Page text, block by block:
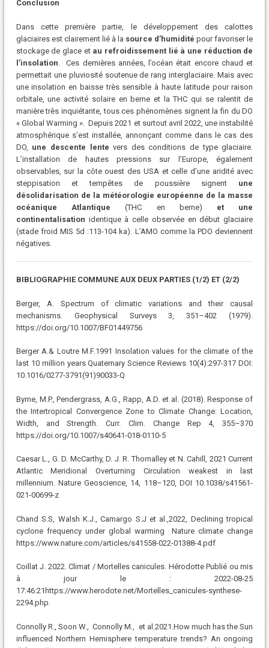
Conclusion
Dans cette première partie, le développement des calottes
glaciaires est clairement lié à la source d’humidité pour favoriser le
stockage de glace et au refroidissement lié à une réduction de
l’insolation . Ces dernières années, l’océan était encore chaud et
permettait une pluviosité soutenue de rang interglaciaire. Mais avec
une insolation en baisse très sensible à haute latitude pour raison
orbitale, une activité solaire en berne et la THC qui se ralentit de
manière très inquiétante, tous ces phénomènes signent la fin du DO
« Global Warming ». Depuis 2021 et surtout avril 2022, une instabilité
atmosphérique s’est installée, annonçant comme dans le cas des
DO, une descente lente vers des conditions de type glaciaire.
L’installation de hautes pressions sur l’Europe, également
observables, sur la côte ouest des USA et celle d’une aridité avec
steppisation et tempêtes de poussière signent une
désolidarisation de la météorologie européenne de la masse
océanique Atlantique (THC en berne) et une
continentalisation identique à celle observée en début glaciaire
(stade froid MIS 5d :113-104 ka). L’AMO comme la PDO deviennent
négatives.
BIBLIOGRAPHIE COMMUNE AUX DEUX PARTIES (1/2) ET (2/2)
Berger, A. Spectrum of climatic variations and their causal
mechanisms. Geophysical Surveys 3, 351–402 (1979).
https://doi.org/10.1007/BF01449756
Berger A.& Loutre M.F.1991 Insolation values for the climate of the
last 10 million years Quaternary Science Reviews 10(4):297-317 DOI:
10.1016/0277-3791(91)90033-Q
Byrne, M.P., Pendergrass, A.G., Rapp, A.D. et al. (2018). Response of
the Intertropical Convergence Zone to Climate Change: Location,
Width, and Strength. Curr. Clim. Change Rep 4, 355–370
https://doi.org/10.1007/s40641-018-0110-5
Caesar L., G. D. McCarthy, D. J. R. Thornalley et N. Cahill, 2021 Current
Atlantic Meridional Overturning Circulation weakest in last
millennium. Nature Geoscience, 14, 118–120, DOI 10.1038/s41561-
021-00699-z
Chand S.S, Walsh K.J., Camargo S.J et al.,2022, Declining tropical
cyclone frequency under global warming Nature climate change
https://www.nature.com/articles/s41558-022-01388-4.pdf
Coillat J. 2022. Climat / Mortelles canicules. Hérodotte Publié ou mis
à jour le : 2022-08-25
17:46:21https://www.herodote.net/Mortelles_canicules-synthese-
2294.php.
Connolly R., Soon W., Connolly M., et al.2021.How much has the Sun
influenced Northern Hemisphere temperature trends? An ongoing